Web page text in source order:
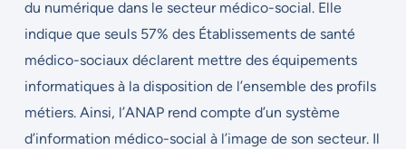
du numérique dans le secteur médico-social. Elle
indique que seuls 57% des Établissements de santé
médico-sociaux déclarent mettre des équipements
informatiques à la disposition de l’ensemble des profils
métiers. Ainsi, l’ANAP rend compte d’un système
d’information médico-social à l’image de son secteur. Il